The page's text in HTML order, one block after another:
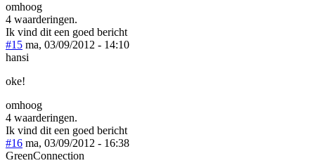
omhoog
4 waarderingen.
Ik vind dit een goed bericht
#15 ma, 03/09/2012 - 14:10
hansi
oke!
omhoog
4 waarderingen.
Ik vind dit een goed bericht
#16 ma, 03/09/2012 - 16:38
GreenConnection